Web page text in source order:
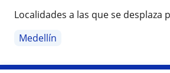
Localidades a las que se desplaza
Medellín